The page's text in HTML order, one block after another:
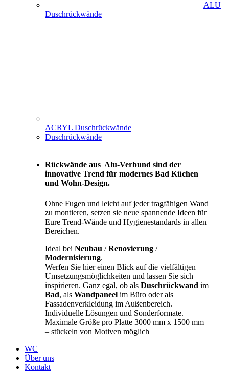
ALU
Duschrückwände
ACRYL Duschrückwände
Duschrückwände
Rückwände aus Alu-Verbund sind der
innovative Trend für modernes Bad Küchen
und Wohn-Design.
Ohne Fugen und leicht auf jeder tragfähigen Wand
zu montieren, setzen sie neue spannende Ideen für
Eure Trend-Wände und Hygienestandards in allen
Bereichen.
Ideal bei Neubau /Renovierung /
Modernisierung.
Werfen Sie hier einen Blick auf die vielfältigen
Umsetzungsmöglichkeiten und lassen Sie sich
inspirieren. Ganz egal, ob als Duschrückwand im
Bad, als Wandpaneel im Büro oder als
Fassadenverkleidung im Außenbereich.
Individuelle Lösungen und Sonderformate.
Maximale Größe pro Platte 3000 mm x 1500 mm
– stückeln von Motiven möglich
WC
Über uns
Kontakt